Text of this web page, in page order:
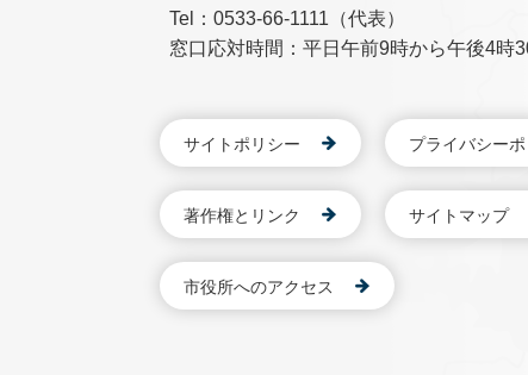
Tel：0533-66-1111（代表）
窓口応対時間：平日午前9時から午後4時
サイトポリシー プライバシー
著作権とリンク サイトマップ
市役所へのアクセス